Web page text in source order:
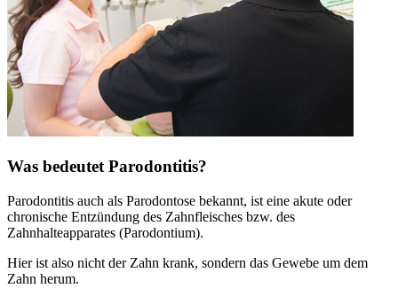
Was bedeutet Parodontitis?
Parodontitis auch als Parodontose bekannt, ist eine akute oder
chronische Entzündung des Zahnfleisches bzw. des
Zahnhalteapparates (Parodontium).
Hier ist also nicht der Zahn krank, sondern das Gewebe um dem
Zahn herum.